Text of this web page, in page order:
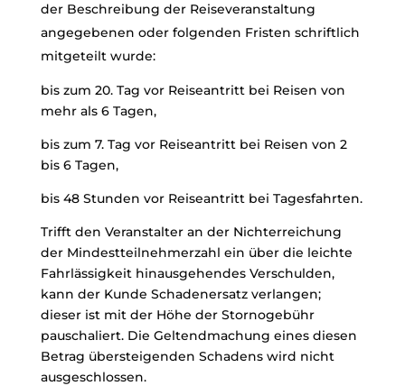
der Beschreibung der Reiseveranstaltung
angegebenen oder folgenden Fristen schriftlich
mitgeteilt wurde:
bis zum 20. Tag vor Reiseantritt bei Reisen von
mehr als 6 Tagen,
bis zum 7. Tag vor Reiseantritt bei Reisen von 2
bis 6 Tagen,
bis 48 Stunden vor Reiseantritt bei Tagesfahrten.
Trifft den Veranstalter an der Nichterreichung
der Mindestteilnehmerzahl ein über die leichte
Fahrlässigkeit hinausgehendes Verschulden,
kann der Kunde Schadenersatz verlangen;
dieser ist mit der Höhe der Stornogebühr
pauschaliert. Die Geltendmachung eines diesen
Betrag übersteigenden Schadens wird nicht
ausgeschlossen.